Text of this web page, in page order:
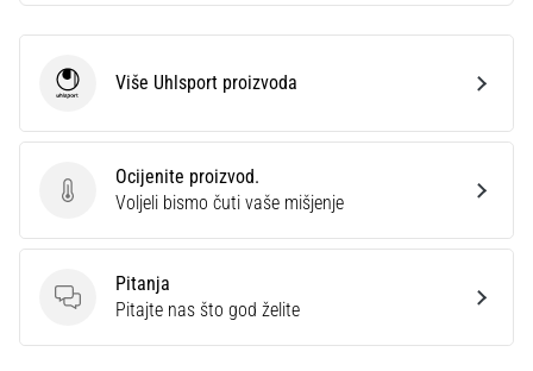
Ocijenite proizvod.
Ocijenite proizvod.
Voljeli bismo čuti vaše mišjenje
Pitanja
Pitanja
Pitajte nas što god želite
UhlsportViše Uhlsport proizvoda